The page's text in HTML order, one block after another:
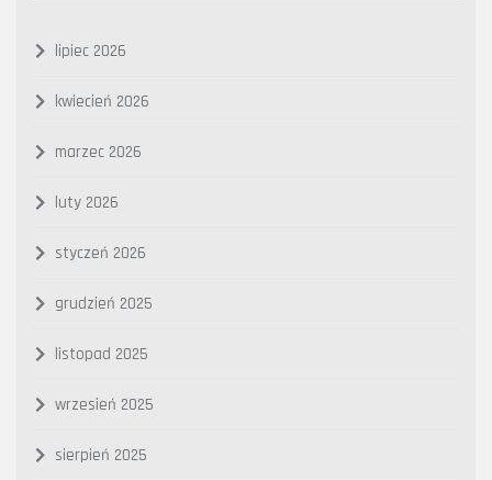
lipiec 2026
kwiecień 2026
marzec 2026
luty 2026
styczeń 2026
grudzień 2025
listopad 2025
wrzesień 2025
sierpień 2025